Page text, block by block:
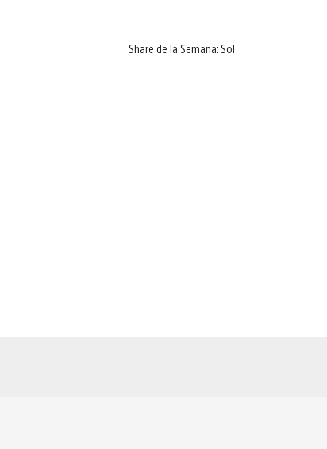
Share de la Semana: Sol